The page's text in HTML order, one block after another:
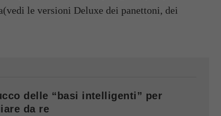
le versioni Deluxe dei panettoni, dei
delle “basi intelligenti” per
da re